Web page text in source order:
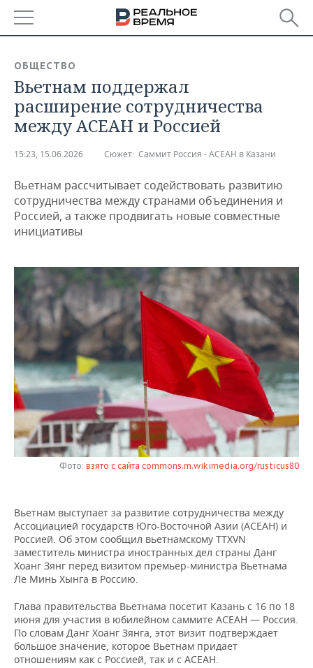
БАШКОРТОСТАН
ТАТАРСТАН
НОВОСТИ
АНАЛИТИКА
ДЕКЛАРАЦИИ О ДОХОДАХ
КОРОЛИ ГОСЗАКАЗА ПФО
КОМУ ПРИНАДЛЕЖАТ
ТОРГОВЫЕ ЦЕНТРЫ
ТАТАРСТАНА
НОВОСТИ ЭКОНОМИКИ
ФИНАНСЫ
БЮДЖЕТ
ИНВЕСТИЦИИ
ПРОМЫШЛЕННОСТЬ
НОВОСТИ
ПРОМЫШЛЕННОСТИ
МАШИНОСТРОЕНИЕ
НЕФТЕХИМИЯ
НЕФТЬ
ОПК
ЭНЕРГЕТИКА
НЕДВИЖИМОСТЬ
НОВОСТИ АВТО
БИЗНЕС
НОВОСТИ БИЗНЕСА
РОЗНИЧНАЯ ТОРГОВЛЯ
ТРАНСПОРТ
УСЛУГИ
ТЕХНОЛОГИИ
НОВОСТИ ТЕХНОЛОГИЙ
IT
МЕДИА
ТЕЛЕКОММУНИКАЦИИ
МЕРОПРИЯТИЯ
НОВОСТИ МЕРОПРИЯТИЙ
ВЫЕЗДНАЯ РЕДАКЦИЯ
БИЗНЕС-БРАНЧИ
ONLINE-КОНФЕРЕНЦИИ
СПОРТ
НОВОСТИ СПОРТА
ФУТБОЛ
ХОККЕЙ
ВОЛЕЙБОЛ
КИБЕРСПОРТ
ВОДНЫЕ ВИДЫ СПОРТА
ХОККЕЙ С МЯЧОМ
ОБЩЕСТВО
НОВОСТИ ОБЩЕСТВА
ИСТОРИЯ
КУЛЬТУРА
ОБРАЗОВАНИЕ
ПРОИСШЕСТВИЯ
ФОТОГАЛЕРЕЯ
СЮЖЕТЫ
СПИСОК ПЕРСОН
СПИСОК КОМПАНИЙ
ПОЛНАЯ ВЕРСИЯ
ОБЩЕСТВО
Вьетнам поддержал
расширение сотрудничества
между АСЕАН и Россией
15:23, 15.06.2026 Сюжет: Саммит Россия - АСЕАН в Казани
Вьетнам рассчитывает содействовать развитию
сотрудничества между странами объединения и
Россией, а также продвигать новые совместные
инициативы
Фото: взято с сайта commons.m.wikimedia.org/rusticus80
Вьетнам выступает за развитие сотрудничества между
Ассоциацией государств Юго-Восточной Азии (АСЕАН) и
Россией. Об этом сообщил вьетнамскому TTXVN
заместитель министра иностранных дел страны Данг
Хоанг Зянг перед визитом премьер-министра Вьетнама
Ле Минь Хынга в Россию.
Глава правительства Вьетнама посетит Казань с 16 по 18
июня для участия в юбилейном саммите АСЕАН — Россия.
По словам Данг Хоанг Зянга, этот визит подтверждает
большое значение, которое Вьетнам придает
отношениям как с Россией, так и с АСЕАН.